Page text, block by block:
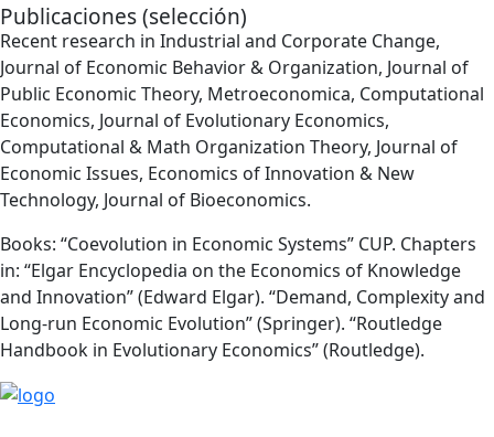
Publicaciones (selección)
Recent research in Industrial and Corporate Change,
Journal of Economic Behavior & Organization, Journal of
Public Economic Theory, Metroeconomica, Computational
Economics, Journal of Evolutionary Economics,
Computational & Math Organization Theory, Journal of
Economic Issues, Economics of Innovation & New
Technology, Journal of Bioeconomics.
Books: “Coevolution in Economic Systems” CUP. Chapters
in: “Elgar Encyclopedia on the Economics of Knowledge
and Innovation” (Edward Elgar). “Demand, Complexity and
Long-run Economic Evolution” (Springer). “Routledge
Handbook in Evolutionary Economics” (Routledge).